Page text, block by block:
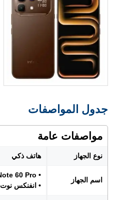
جدول المواصفات
مواصفات عامة
نوع الجهاز هاتف ذكي
اسم الجهاز
• Infinix Note 60 Pro
• انفنكس نوت 60 برو